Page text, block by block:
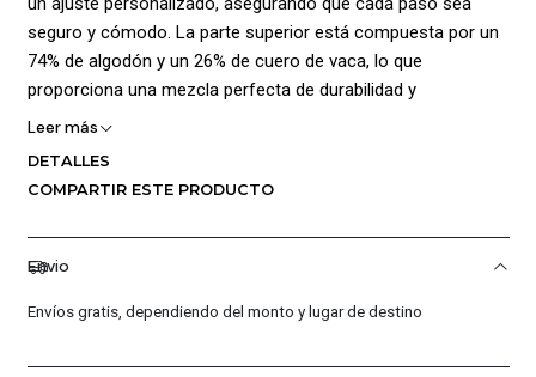
seguro y cómodo. La parte superior está compuesta por un
74% de algodón y un 26% de cuero de vaca, lo que
proporciona una mezcla perfecta de durabilidad y
transpirabilidad. Además, el forro está hecho de 100%
cómodos durante todo el día. Con una planta de 100%
también son fáciles de limpiar y mantener. Ya sea que los
Leer más
DETALLES
COMPARTIR ESTE PRODUCTO
Envio
Envíos gratis, dependiendo del monto y lugar de destino